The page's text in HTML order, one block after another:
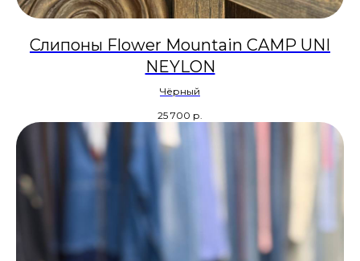
Слипоны Flower Mountain CAMP UNI
NEYLON
Чёрный
25 700 р.